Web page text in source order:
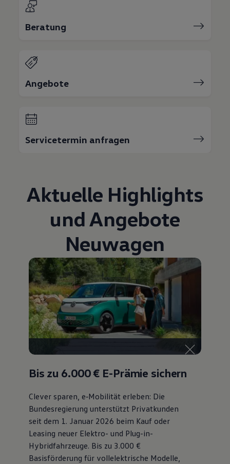
Fahrzeugabholung ab Werk
Beratung
Angebote
Servicetermin anfragen
Aktuelle Highlights
und Angebote
Neuwagen
Bis zu 6.000 € E-Prämie sichern
Clever sparen, e‑Mobilität erleben: Die
Bundesregierung unterstützt Privatkunden
seit dem 1. Januar 2026 beim Kauf oder
Leasing neuer Elektro- und Plug-in-
Hybridfahrzeuge. Bis zu 3.000 €
Basisförderung für vollelektrische Modelle,